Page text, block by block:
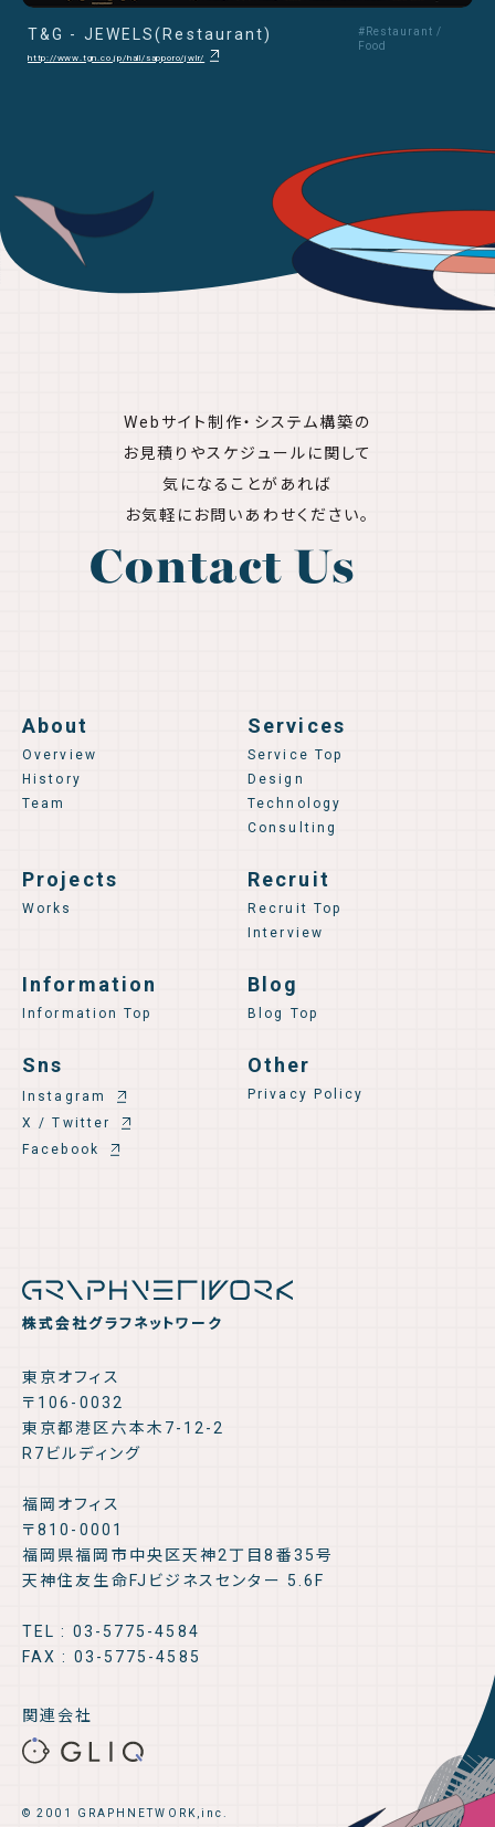
T&G - JEWELS(Restaurant)
http://www.tgn.co.jp/hall/sapporo/jwlr/
#Restaurant /
Food
Webサイト制作・システム構築の
お見積りやスケジュールに関して
気になることがあれば
お気軽にお問いあわせください。
Contact Us
株式会社グラフネットワーク
東京オフィス
〒106-0032
東京都港区六本木7-12-2
R7ビルディング
福岡オフィス
〒810-0001
福岡県福岡市中央区天神2丁目8番35号
天神住友生命FJビジネスセンター 5.6F
TEL : 03-5775-4584
FAX : 03-5775-4585
関連会社
© 2001 GRAPHNETWORK,inc.
About
Overview
History
Team
Services
Service Top
Design
Technology
Consulting
Projects
Works
Recruit
Recruit Top
Interview
Information
Information Top
Blog
Blog Top
Sns
Instagram
X / Twitter
Facebook
Other
Privacy Policy